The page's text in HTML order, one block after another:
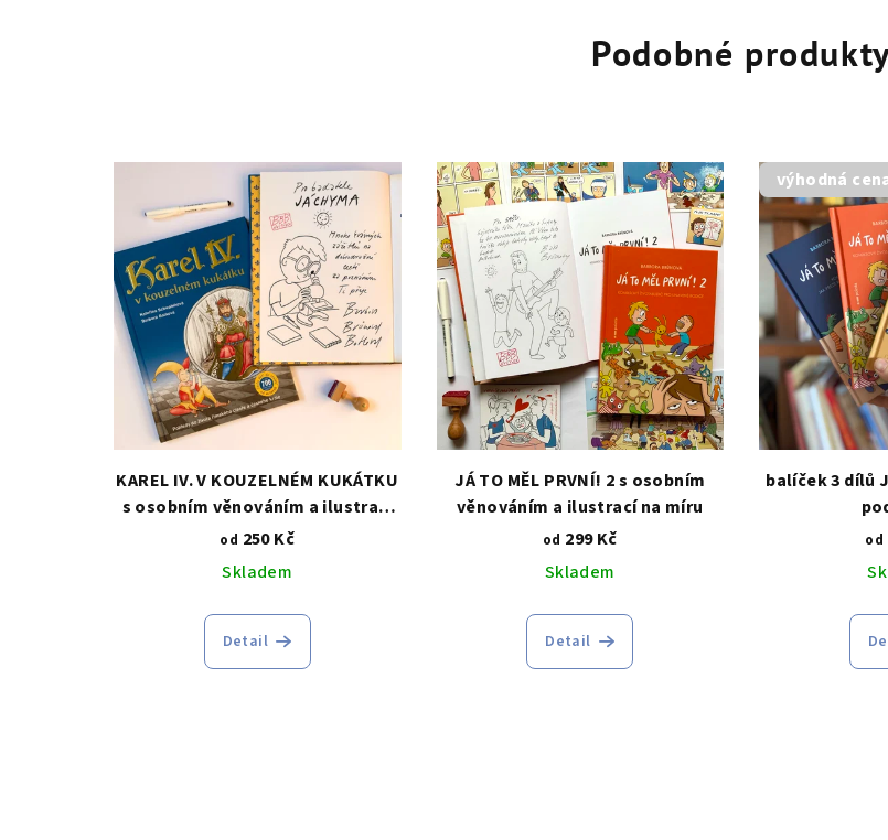
Podobné
KAREL IV. V KOUZELNÉM KUKÁTKU
s osobním věnováním a ilustrací
"na míru"
od 250 Kč
Skladem
Detail
JÁ TO MĚL PRVNÍ! 2 s osobním
věnováním a ilustrací na míru
od 299 Kč
Skladem
Detail
výhodná
balíček 3 dílů
od